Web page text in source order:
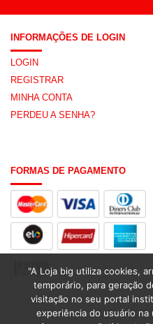
INFORMAÇÕES DE LOGIN
LOGIN
REGISTRAR
MINHA CONTA
PERDEU A SENHA?
FORMAS DE PAGAMENTO
"A Loja big utiliza cookies,
temporário, para geração
visitação no seu portal
experiência do usuário